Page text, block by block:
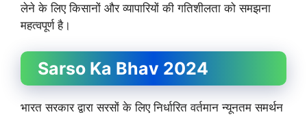
लेने के लिए किसानों और व्यापारियों की गतिशीलता को समझना
महत्वपूर्ण है।
Sarso Ka Bhav 2024
भारत सरकार द्वारा सरसों के लिए निर्धारित वर्तमान न्यूनतम समर्थन